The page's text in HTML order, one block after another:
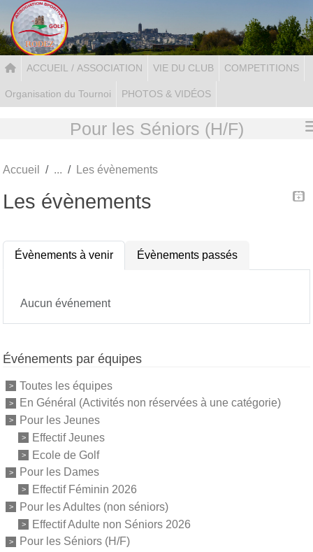
ACCUEIL / ASSOCIATION VIE DU CLUB COMPETITIONS
Organisation du Tournoi PHOTOS & VIDÉOS
Pour les Séniors (H/F)
Accueil Les évènements
Les évènements
Évènements à venir Évènements passés
Aucun événement
Événements par équipes
Toutes les équipes
En Général (Activités non réservées à une catégorie)
Pour les Jeunes
Effectif Jeunes
Ecole de Golf
Pour les Dames
Effectif Féminin 2026
Pour les Adultes (non séniors)
Effectif Adulte non Séniors 2026
Pour les Séniors (H/F)
Panneau de gestion des cookies